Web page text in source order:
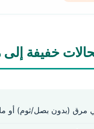
خفيفة
مرق (بدون بصل/ثوم) أو